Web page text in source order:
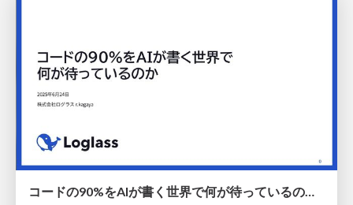
コードの90%をAIが書く世界で何が待っているのか / What awaits us in a world where 90% of the code is written by AI